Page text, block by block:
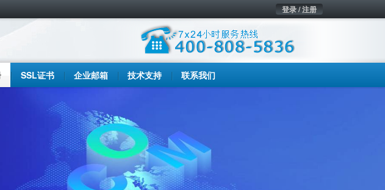
登录 / 注册
SSL证书 企业邮箱 技术支持 联系我们